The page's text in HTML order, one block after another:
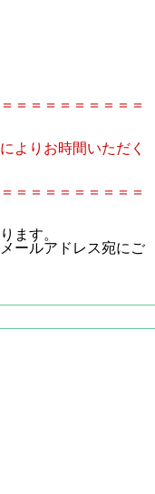
＝＝＝＝＝＝＝＝＝
よりお時間いただく
＝＝＝＝＝＝＝＝＝
ます。
ールアドレス宛にご